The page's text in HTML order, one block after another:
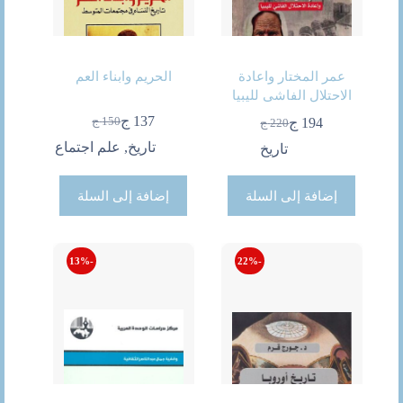
عمر المختار واعادة
الاحتلال الفاشى لليبيا
220 ج
السعر
الأصلي
194 جالسعر
الحالي
تاريخ
إضافة إلى السلة
الحريم وابناء العم
150 ج
السعر
الأصلي
150 ج.
137 جالسعر
الحالي
137 ج.
تاريخ, علم اجتماع
إضافة إلى السلة
-22%
-13%